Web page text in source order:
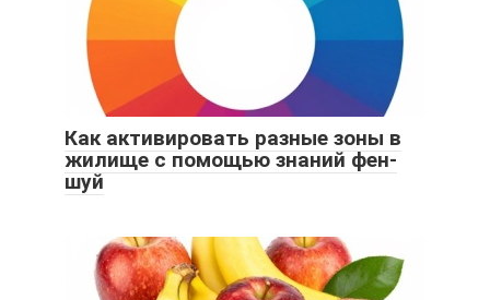
Как активировать разные зоны в
жилище с помощью знаний фен-
шуй